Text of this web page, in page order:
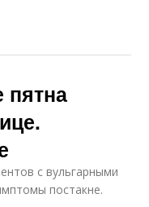
пятна
с вульгарными
постакне.